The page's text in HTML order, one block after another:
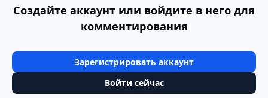
Создайте аккаунт или войдите в него для
комментирования
Зарегистрировать аккаунт
Войти сейчас